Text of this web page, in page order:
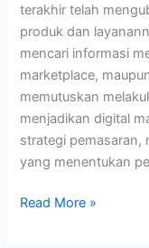
terakhir telah
produk dan
mencari informasi
marketplace,
memutuskan
menjadikan digital
strategi pemasaran,
yang menentukan
Read More »